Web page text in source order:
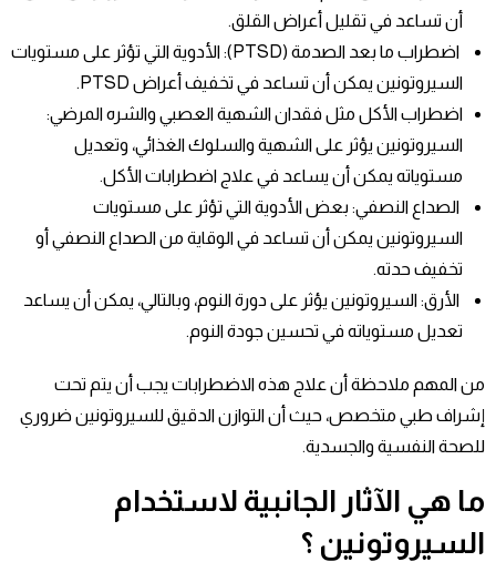
أن تساعد في تقليل أعراض القلق.
اضطراب ما بعد الصدمة (PTSD)
: الأدوية التي تؤثر على مستويات
السيروتونين يمكن أن تساعد في تخفيف أعراض PTSD.
اضطراب الأكل مثل فقدان الشهية العصبي والشره المرضي:
السيروتونين يؤثر على الشهية والسلوك الغذائي، وتعديل
مستوياته يمكن أن يساعد في علاج اضطرابات الأكل.
الصداع النصفي: بعض الأدوية التي تؤثر على مستويات
السيروتونين يمكن أن تساعد في الوقاية من الصداع النصفي أو
تخفيف حدته.
الأرق: السيروتونين يؤثر على دورة النوم، وبالتالي، يمكن أن يساعد
تعديل مستوياته في تحسين جودة النوم.
من المهم ملاحظة أن علاج هذه الاضطرابات يجب أن يتم تحت
إشراف طبي متخصص، حيث أن التوازن الدقيق للسيروتونين ضروري
للصحة النفسية والجسدية.
ما هي الآثار الجانبية لاستخدام
السيروتونين ؟